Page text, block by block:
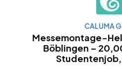
CALUMA
Messemontage-
Böblingen –